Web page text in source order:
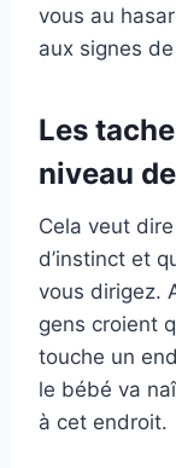
vous au
aux signes
Les
niveau
Cela veut
d’instinct et
vous dirigez.
gens croient
touche un
le bébé va
à cet endroit.